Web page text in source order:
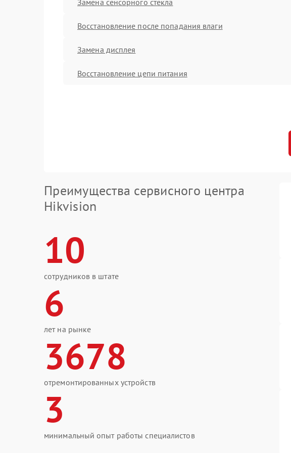
Восстановление после попадания влаги
Замена дисплея
Восстановление цепи питания
Преимущества сервисного центра
Hikvision
10
сотрудников в штате
6
лет на рынке
3678
отремонтированных устройств
3
минимальный опыт работы специалистов